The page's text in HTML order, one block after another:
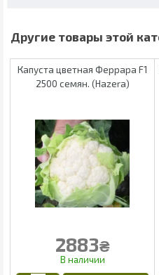
Капуста цветная Феррара F1
2500 семян. (Hazera)
2883₴